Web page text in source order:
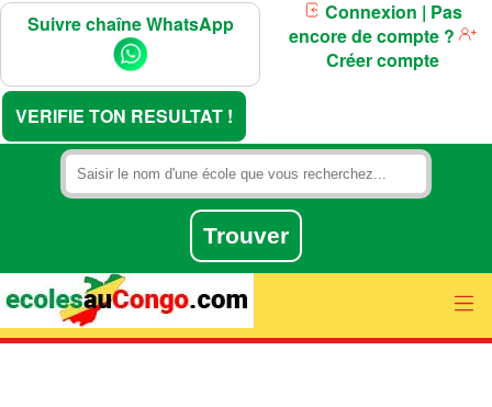
Suivre chaîne WhatsApp
VERIFIE TON RESULTAT !
Connexion | Pas
encore de compte ?
Créer compte